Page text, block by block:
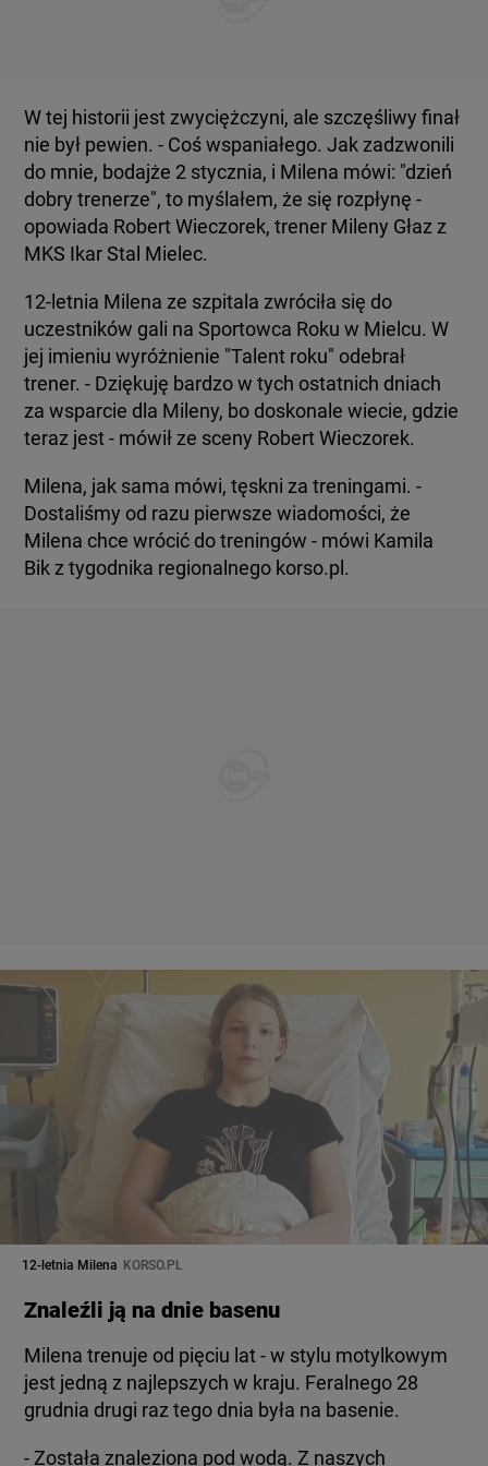
W tej historii jest zwyciężczyni, ale szczęśliwy finał
nie był pewien. - Coś wspaniałego. Jak zadzwonili
do mnie, bodajże 2 stycznia, i Milena mówi: "dzień
dobry trenerze", to myślałem, że się rozpłynę -
opowiada Robert Wieczorek, trener Mileny Głaz z
MKS Ikar Stal Mielec.
12-letnia Milena ze szpitala zwróciła się do
uczestników gali na Sportowca Roku w Mielcu. W
jej imieniu wyróżnienie "Talent roku" odebrał
trener. - Dziękuję bardzo w tych ostatnich dniach
za wsparcie dla Mileny, bo doskonale wiecie, gdzie
teraz jest - mówił ze sceny Robert Wieczorek.
Milena, jak sama mówi, tęskni za treningami. -
Dostaliśmy od razu pierwsze wiadomości, że
Milena chce wrócić do treningów - mówi Kamila
Bik z tygodnika regionalnego korso.pl.
12-letnia Milena KORSO.PL
Znaleźli ją na dnie basenu
Milena trenuje od pięciu lat - w stylu motylkowym
jest jedną z najlepszych w kraju. Feralnego 28
grudnia drugi raz tego dnia była na basenie.
- Została znaleziona pod wodą. Z naszych